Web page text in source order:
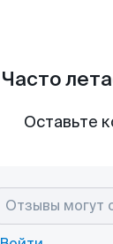
Часто
Оставьте